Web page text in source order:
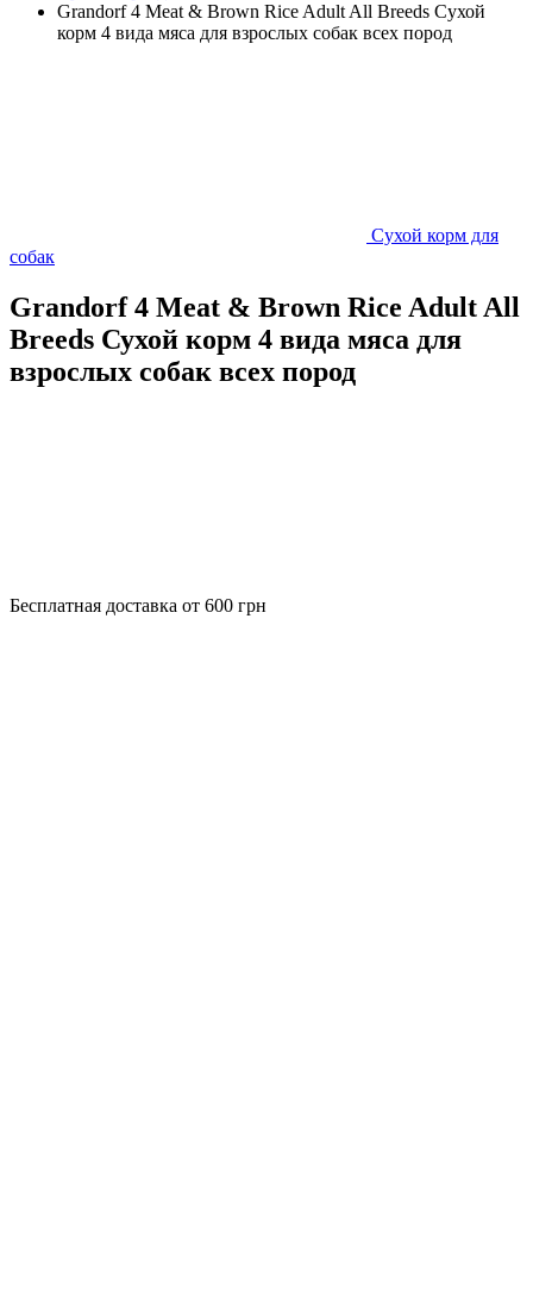
Grandorf 4 Meat & Brown Rice Adult All Breeds Сухой
корм 4 вида мяса для взрослых собак всех пород
Сухой корм для
собак
Grandorf 4 Meat & Brown Rice Adult All
Breeds Сухой корм 4 вида мяса для
взрослых собак всех пород
Бесплатная доставка от 600 грн